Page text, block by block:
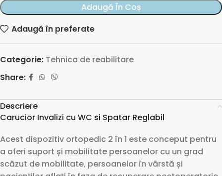
Adaugă În Coș
Adaugă în preferate
Categorie: Tehnica de reabilitare
Share:
Descriere
Carucior Invalizi cu WC si Spatar Reglabil
Acest dispozitiv ortopedic 2 în 1 este conceput pentru
a oferi suport și mobilitate persoanelor cu un grad
scăzut de mobilitate, persoanelor în vârstă și